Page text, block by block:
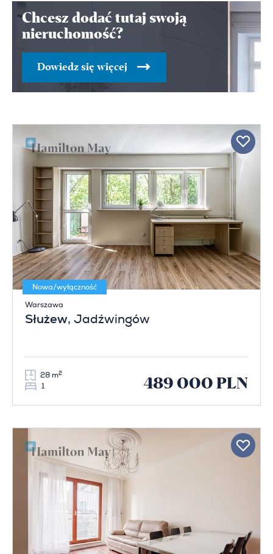
Chcesz dodać tutaj swoją
nieruchomość?
Dowiedz się więcej
Nowa/wyłączność
Warszawa
Służew, Jadźwingów
28 m2
1 489 000 PLN